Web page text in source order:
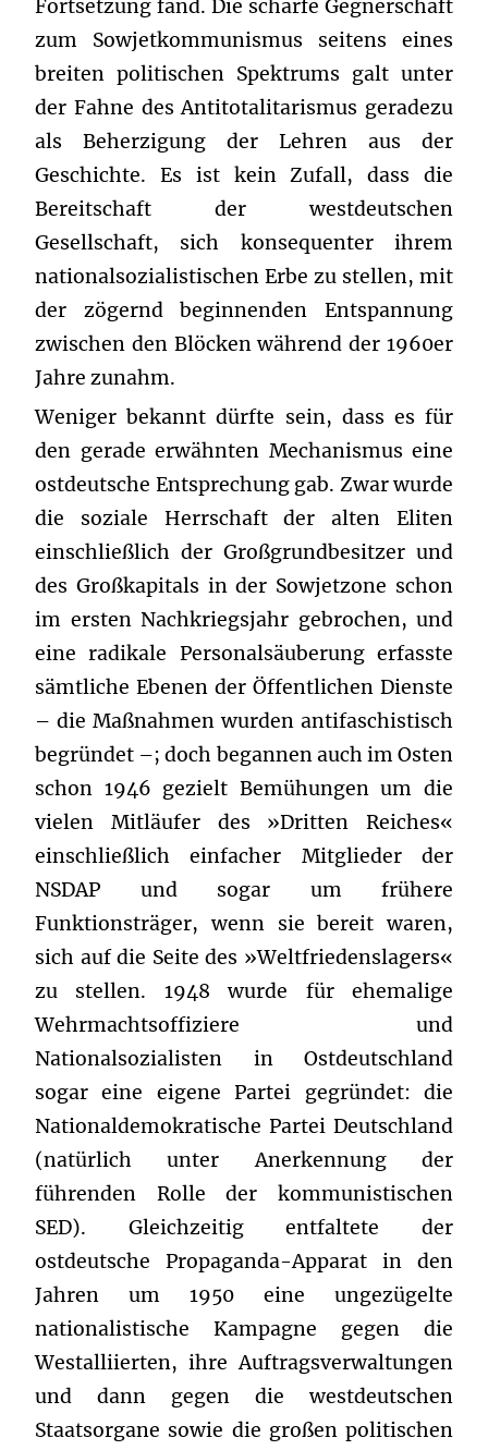
Fortsetzung fand. Die scharfe Gegnerschaft
zum Sowjetkommunismus seitens eines
breiten politischen Spektrums galt unter
der Fahne des Antitotalitarismus geradezu
als Beherzigung der Lehren aus der
Geschichte. Es ist kein Zufall, dass die
Bereitschaft der westdeutschen
Gesellschaft, sich konsequenter ihrem
nationalsozialistischen Erbe zu stellen, mit
der zögernd beginnenden Entspannung
zwischen den Blöcken während der 1960er
Jahre zunahm.
Weniger bekannt dürfte sein, dass es für
den gerade erwähnten Mechanismus eine
ostdeutsche Entsprechung gab. Zwar wurde
die soziale Herrschaft der alten Eliten
einschließlich der Großgrundbesitzer und
des Großkapitals in der Sowjetzone schon
im ersten Nachkriegsjahr gebrochen, und
eine radikale Personalsäuberung erfasste
sämtliche Ebenen der Öffentlichen Dienste
– die Maßnahmen wurden antifaschistisch
begründet –; doch begannen auch im Osten
schon 1946 gezielt Bemühungen um die
vielen Mitläufer des »Dritten Reiches«
einschließlich einfacher Mitglieder der
NSDAP und sogar um frühere
Funktionsträger, wenn sie bereit waren,
sich auf die Seite des »Weltfriedenslagers«
zu stellen. 1948 wurde für ehemalige
Wehrmachtsoffiziere und
Nationalsozialisten in Ostdeutschland
sogar eine eigene Partei gegründet: die
Nationaldemokratische Partei Deutschland
(natürlich unter Anerkennung der
führenden Rolle der kommunistischen
SED). Gleichzeitig entfaltete der
ostdeutsche Propaganda-Apparat in den
Jahren um 1950 eine ungezügelte
nationalistische Kampagne gegen die
Westalliierten, ihre Auftragsverwaltungen
und dann gegen die westdeutschen
Staatsorgane sowie die großen politischen